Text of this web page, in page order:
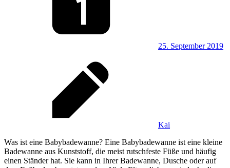
25. September 2019
Kai
Was ist eine Babybadewanne? Eine Babybadewanne ist eine kleine
Badewanne aus Kunststoff, die meist rutschfeste Füße und häufig
einen Ständer hat. Sie kann in Ihrer Badewanne, Dusche oder auf